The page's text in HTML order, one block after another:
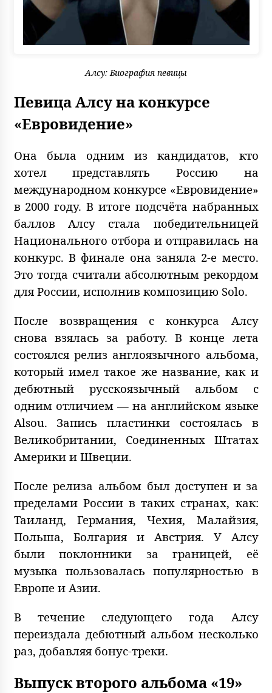
Алсу: Биография певицы
Певица Алсу на конкурсе
«Евровидение»
Она была одним из кандидатов, кто
хотел представлять Россию на
международном конкурсе «Евровидение»
в 2000 году. В итоге подсчёта набранных
баллов Алсу стала победительницей
Национального отбора и отправилась на
конкурс. В финале она заняла 2-е место.
Это тогда считали абсолютным рекордом
для России, исполнив композицию Solo.
После возвращения с конкурса Алсу
снова взялась за работу. В конце лета
состоялся релиз англоязычного альбома,
который имел такое же название, как и
дебютный русскоязычный альбом с
одним отличием — на английском языке
Alsou. Запись пластинки состоялась в
Великобритании, Соединенных Штатах
Америки и Швеции.
После релиза альбом был доступен и за
пределами России в таких странах, как:
Таиланд, Германия, Чехия, Малайзия,
Польша, Болгария и Австрия. У Алсу
были поклонники за границей, её
музыка пользовалась популярностью в
Европе и Азии.
В течение следующего года Алсу
переиздала дебютный альбом несколько
раз, добавляя бонус-треки.
Выпуск второго альбома «19»